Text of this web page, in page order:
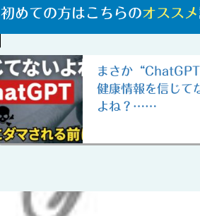
初めての方はこちらのオススメ
まさか
健康情報を信じて
よね？……